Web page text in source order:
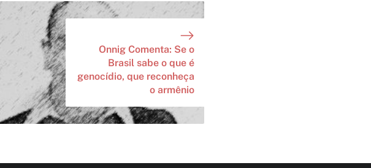
Onnig Comenta: Se o
Brasil sabe o que é
genocídio, que reconheça
o armênio